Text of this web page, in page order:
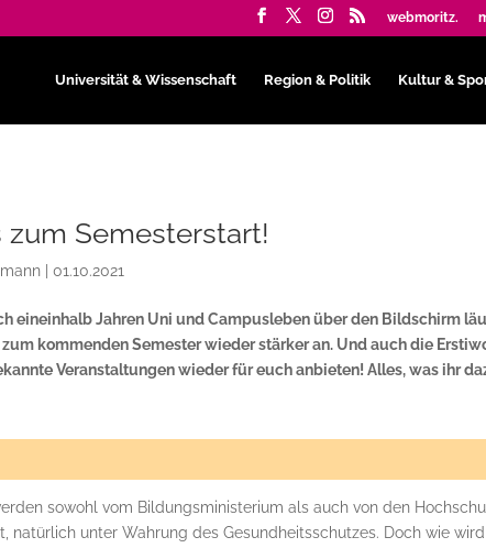
webmoritz.
Universität & Wissenschaft Region & Politik Kultur &
zum Semesterstart!
|01.10.2021
eineinhalb Jahren Uni und Campusleben über den Bildschirm
kommenden Semester wieder stärker an. Und auch die
Veranstaltungen wieder für euch anbieten! Alles, was ihr
sowohl vom Bildungsministerium als auch von den
natürlich unter Wahrung des Gesundheitsschutzes. Doch wie